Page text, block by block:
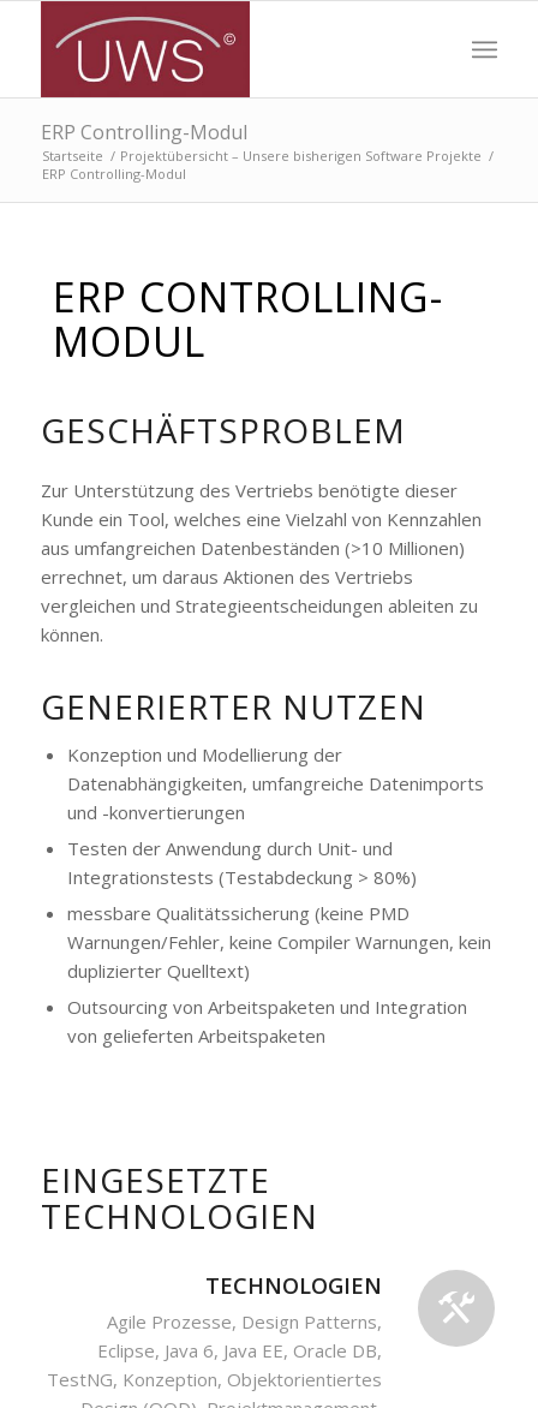
ERP Controlling-Modul
Startseite / Projektübersicht – Unsere bisherigen Software Projekte /
ERP Controlling-Modul
ERP CONTROLLING-
MODUL
GESCHÄFTSPROBLEM
Zur Unterstützung des Vertriebs benötigte dieser
Kunde ein Tool, welches eine Vielzahl von Kennzahlen
aus umfangreichen Datenbeständen (>10 Millionen)
errechnet, um daraus Aktionen des Vertriebs
vergleichen und Strategieentscheidungen ableiten zu
können.
GENERIERTER NUTZEN
Konzeption und Modellierung der
Datenabhängigkeiten, umfangreiche Datenimports
und -konvertierungen
Testen der Anwendung durch Unit- und
Integrationstests (Testabdeckung > 80%)
messbare Qualitätssicherung (keine PMD
Warnungen/Fehler, keine Compiler Warnungen, kein
duplizierter Quelltext)
Outsourcing von Arbeitspaketen und Integration
von gelieferten Arbeitspaketen
EINGESETZTE
TECHNOLOGIEN
TECHNOLOGIEN
Agile Prozesse, Design Patterns,
Eclipse, Java 6, Java EE, Oracle DB,
TestNG, Konzeption, Objektorientiertes